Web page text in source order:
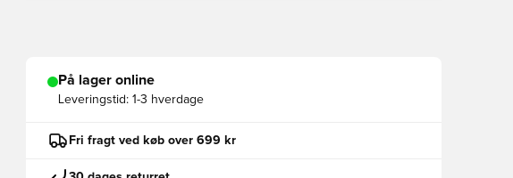
På lager online
Leveringstid: 1-3 hverdage
Fri fragt ved køb over 699 kr